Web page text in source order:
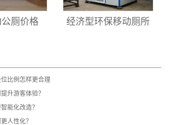
厕价格 经济型环保移动厕所
比例怎样更合理
升游客体验？
能化改造？
人性化？